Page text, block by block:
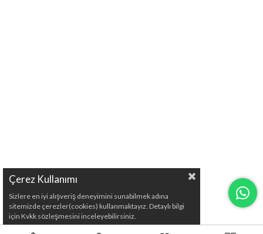
Çerez Kullanımı
Sizlere en iyi alışveriş deneyimini sunabilmek adına
sitemizde çerezler(cookies) kullanmaktayız. Detaylı bilgi
için Kvkk sözleşmesini inceleyebilirsiniz.